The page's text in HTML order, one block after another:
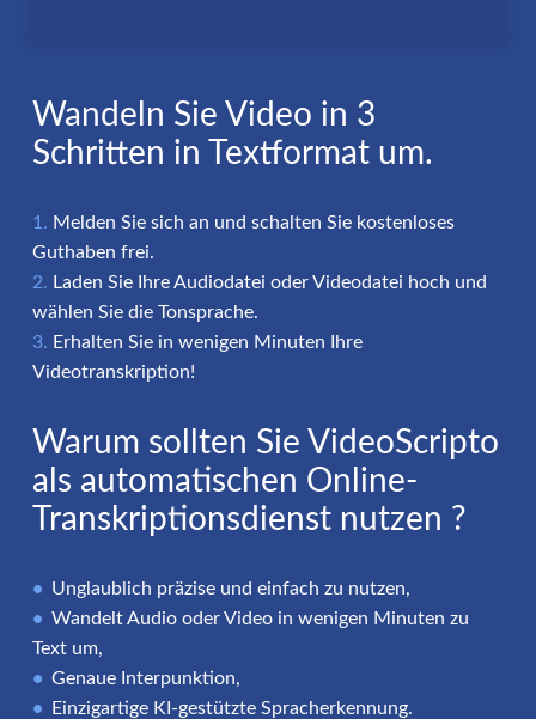
Wandeln Sie Video in 3
Schritten in Textformat um.
Melden Sie sich an und schalten Sie kostenloses
Guthaben frei.
Laden Sie Ihre Audiodatei oder Videodatei hoch und
wählen Sie die Tonsprache.
Erhalten Sie in wenigen Minuten Ihre
Videotranskription!
Warum sollten Sie VideoScripto
als automatischen Online-
Transkriptionsdienst nutzen ?
Unglaublich präzise und einfach zu nutzen,
Wandelt Audio oder Video in wenigen Minuten zu
Text um,
Genaue Interpunktion,
Einzigartige KI-gestützte Spracherkennung.